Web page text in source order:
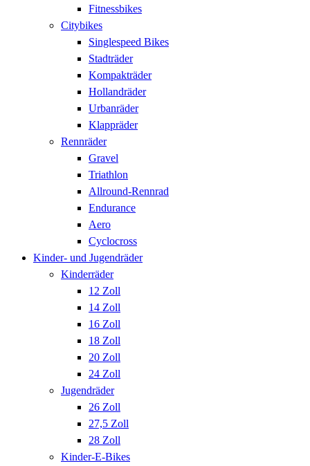
Fitnessbikes
Citybikes
Singlespeed Bikes
Stadträder
Kompakträder
Hollandräder
Urbanräder
Klappräder
Rennräder
Gravel
Triathlon
Allround-Rennrad
Endurance
Aero
Cyclocross
Kinder- und Jugendräder
Kinderräder
12 Zoll
14 Zoll
16 Zoll
18 Zoll
20 Zoll
24 Zoll
Jugendräder
26 Zoll
27,5 Zoll
28 Zoll
Kinder-E-Bikes